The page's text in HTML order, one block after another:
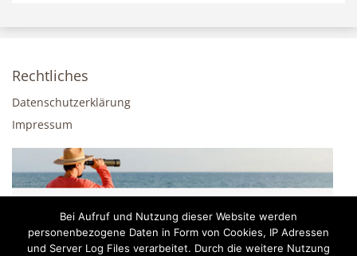
Rechtliches
Datenschutzerklärung
Impressum
Bei Aufruf und Nutzung dieser Website werden
personenbezogene Daten in Form von Cookies, IP Adressen
und Server Log Files verarbeitet. Durch die weitere Nutzung